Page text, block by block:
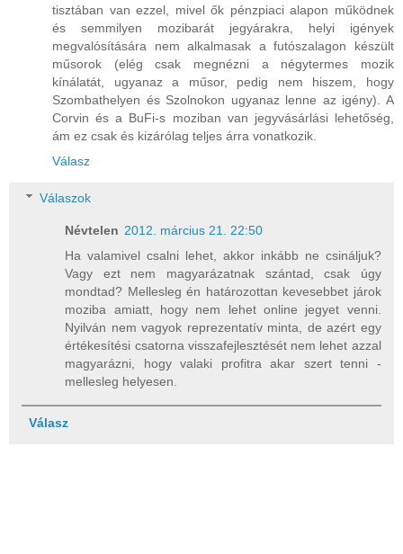
tisztában van ezzel, mivel ők pénzpiaci alapon működnek
és semmilyen mozibarát jegyárakra, helyi igények
megvalósítására nem alkalmasak a futószalagon készült
műsorok (elég csak megnézni a négytermes mozik
kínálatát, ugyanaz a műsor, pedig nem hiszem, hogy
Szombathelyen és Szolnokon ugyanaz lenne az igény). A
Corvin és a BuFi-s moziban van jegyvásárlási lehetőség,
ám ez csak és kizárólag teljes árra vonatkozik.
Válasz
Válaszok
Névtelen 2012. március 21. 22:50
Ha valamivel csalni lehet, akkor inkább ne csináljuk?
Vagy ezt nem magyarázatnak szántad, csak úgy
mondtad? Mellesleg én határozottan kevesebbet járok
moziba amiatt, hogy nem lehet online jegyet venni.
Nyilván nem vagyok reprezentatív minta, de azért egy
értékesítési csatorna visszafejlesztését nem lehet azzal
magyarázni, hogy valaki profitra akar szert tenni -
mellesleg helyesen.
Válasz